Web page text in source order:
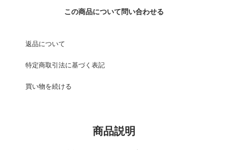
この商品について問い合わせる
返品について
特定商取引法に基づく表記
買い物を続ける
商品説明